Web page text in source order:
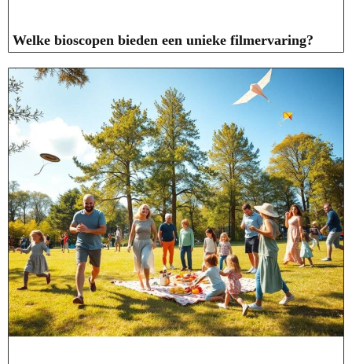
Welke bioscopen bieden een unieke filmervaring?